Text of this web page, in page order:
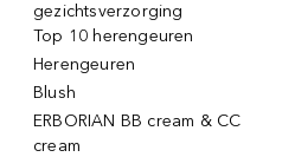
gezichtsverzorging
Top 10 herengeuren
Herengeuren
Blush
ERBORIAN BB cream & CC
cream